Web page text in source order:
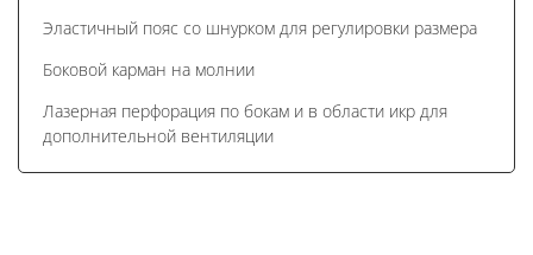
Эластичный пояс со шнурком для регулировки размера
Боковой карман на молнии
Лазерная перфорация по бокам и в области икр для
дополнительной вентиляции